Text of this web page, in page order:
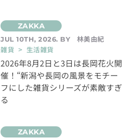
JUL 10TH, 2026. BY
林美由紀
雑貨 > 生活雑貨
2026年8月2日と3日は長岡花火開
催！“新潟や長岡の風景をモチー
フにした雑貨シリーズが素敵すぎ
る